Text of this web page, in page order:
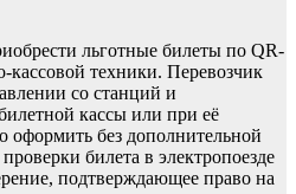
льготные билеты по QR-
техники. Перевозчик
со станций и
кассы или при её
оформить без дополнительной
билета в электропоезде
подтверждающее право на